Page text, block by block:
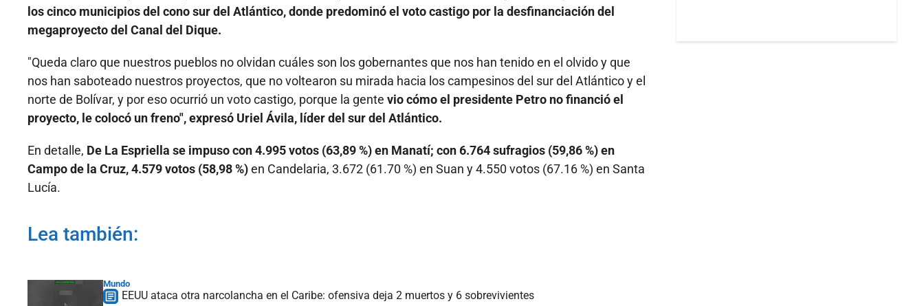
los cinco municipios del cono sur del Atlántico, donde predominó el voto castigo por la desfinanciación del
megaproyecto del Canal del Dique.
"Queda claro que nuestros pueblos no olvidan cuáles son los gobernantes que nos han tenido en el olvido y que
nos han saboteado nuestros proyectos, que no voltearon su mirada hacia los campesinos del sur del Atlántico y el
norte de Bolívar, y por eso ocurrió un voto castigo, porque la gente vio cómo el presidente Petro no financió el
proyecto, le colocó un freno", expresó Uriel Ávila, líder del sur del Atlántico.
En detalle, De La Espriella se impuso con 4.995 votos (63,89 %) en Manatí; con 6.764 sufragios (59,86 %) en
Campo de la Cruz, 4.579 votos (58,98 %)en Candelaria, 3.672 (61.70 %) en Suan y 4.550 votos (67.16 %) en Santa
Lucía.
Lea también:
Mundo
EEUU ataca otra narcolancha en el Caribe: ofensiva deja 2 muertos y 6 sobrevivientes